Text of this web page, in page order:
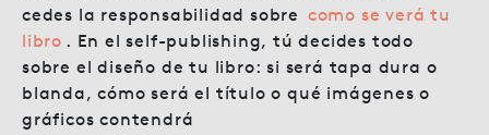
cedes la responsabilidad sobre como se verá tu
libro . En el self-publishing, tú decides todo
sobre el diseño de tu libro: si será tapa dura o
blanda, cómo será el título o qué imágenes o
gráficos contendrá